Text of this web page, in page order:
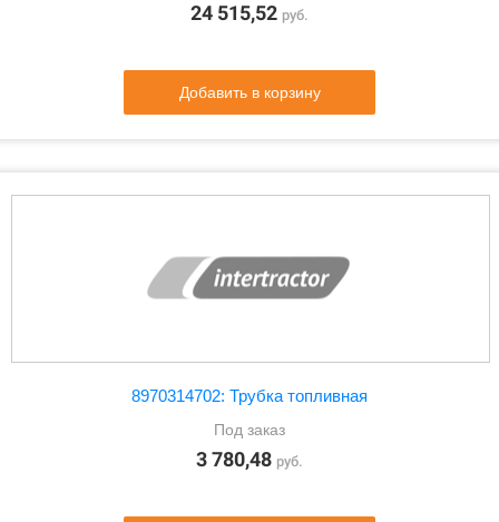
24 515,52 руб.
Добавить в корзину
8970314702: Трубка топливная
Под заказ
3 780,48 руб.